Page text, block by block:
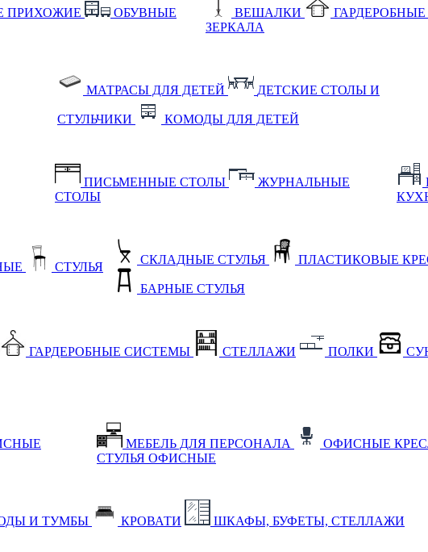
ПРИХОЖИЕ
ОБУВНЫЕ
ВЕШАЛКИ
ЗЕРКАЛА
МАТРАСЫ ДЛЯ ДЕТЕЙ ДЕТСКИЕ СТОЛЫ И
СТУЛЬЧИКИ КОМОДЫ ДЛЯ ДЕТЕЙ
ПИСЬМЕННЫЕ СТОЛЫ
ЖУРНАЛЬНЫЕ
СТОЛЫ
СТУЛЬЯ
СКЛАДНЫЕ СТУЛЬЯ ПЛАСТИКОВЫЕ
БАРНЫЕ СТУЛЬЯ
ГАРДЕРОБНЫЕ СИСТЕМЫ СТЕЛЛАЖИ ПОЛКИ
МЕБЕЛЬ ДЛЯ ПЕРСОНАЛА
ОФИСНЫЕ
СТУЛЬЯ ОФИСНЫЕ
И ТУМБЫ КРОВАТИ ШКАФЫ, БУФЕТЫ, СТЕЛЛАЖИ